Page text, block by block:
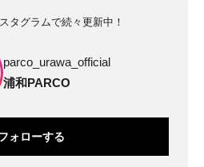
タグラムで続々更新中！
parco_urawa_official
浦和PARCO
ォローする